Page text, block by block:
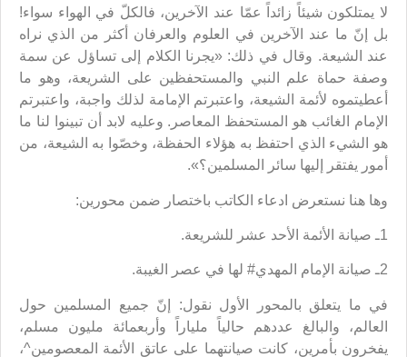
لا يمتلكون شيئاً زائداً عمّا عند الآخرين، فالكلّ في الهواء سواء!
بل إنّ ما عند الآخرين في العلوم والعرفان أكثر من الذي نراه
عند الشيعة. وقال في ذلك: «يجرنا الكلام إلى تساؤل عن سمة
وصفة حماة علم النبي والمستحفظين على الشريعة، وهو ما
أعطيتموه لأئمة الشيعة، واعتبرتم الإمامة لذلك واجبة، واعتبرتم
الإمام الغائب هو المستحفظ المعاصر. وعليه لابد أن تبينوا لنا ما
هو الشيء الذي احتفظ به هؤلاء الحفظة، وخصّوا به الشيعة، من
أمور يفتقر إليها سائر المسلمين؟».
وها هنا نستعرض ادعاء الكاتب باختصار ضمن محورين:
1ـ صيانة الأئمة الأحد عشر للشريعة.
2ـ صيانة الإمام المهدي# لها في عصر الغيبة.
في ما يتعلق بالمحور الأول نقول: إنّ جميع المسلمين حول
العالم، والبالغ عددهم حالياً ملياراً وأربعمائة مليون مسلم،
يفخرون بأمرين، كانت صيانتهما على عاتق الأئمة المعصومين^،